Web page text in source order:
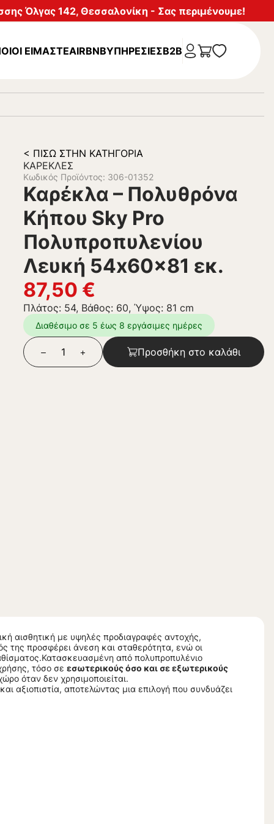
Όλγας 142, Θεσσαλονίκη - Σας περιμένουμε!
ΕΙΜΑΣΤΕAIRBNBΥΠΗΡΕΣΊΕΣB2B
< ΠΊΣΩ ΣΤΗΝ ΚΑΤΗΓΟΡΊΑ
ΚΑΡΈΚΛΕΣ
Κωδικός Προϊόντος: 306-01352
Καρέκλα – Πολυθρόνα
Κήπου Sky Pro
Πολυπροπυλενίου
Λευκή 54x60x81 εκ.
87,50 €
Πλάτος: 54, Βάθος: 60, Ύψος: 81 cm
Διαθέσιμο σε 5 έως 8 εργάσιμες ημέρες
Προσθήκη στο καλάθι
αισθητική με υψηλές προδιαγραφές αντοχής,
της προσφέρει άνεση και σταθερότητα, ενώ οι
από πολυπροπυλένιο
τόσο σε εσωτερικούς όσο και σε εξωτερικούς
όταν δεν χρησιμοποιείται.
αξιοπιστία, αποτελώντας μια επιλογή που συνδυάζει